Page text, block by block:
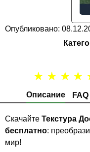
Опубликовано:
Описание FAQ
★ ★ ★ ★
Скачайте Текстура
бесплатно:
мир!